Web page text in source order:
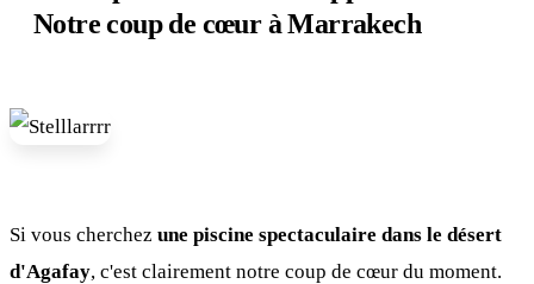
Notre coup de cœur à Marrakech
Si vous cherchez une piscine spectaculaire dans le désert
d'Agafay, c'est clairement notre coup de cœur du moment.